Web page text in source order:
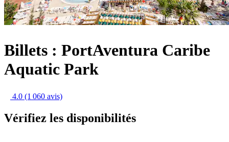
Billets : PortAventura Caribe
Aquatic Park
4.0 (1 060 avis)
Vérifiez les disponibilités